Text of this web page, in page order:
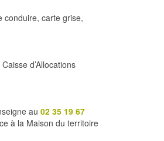
conduire, carte grise,
d’Allocations
au 02 35 19 67
à la Maison du territoire